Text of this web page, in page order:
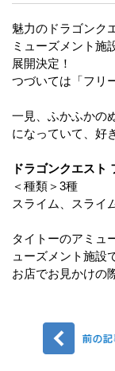
魅力のドラゴンク
ミューズメント施
展開決定！
つづいては「フリ
一見、ふかふかの
になっていて、好
ドラゴンクエスト
＜種類＞3種
スライム、スライ
タイトーのアミュ
ューズメント施設
お店でお見かけの